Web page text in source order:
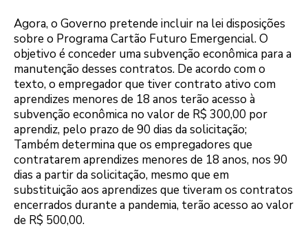
Agora, o Governo pretende incluir na lei disposições
sobre o Programa Cartão Futuro Emergencial. O
objetivo é conceder uma subvenção econômica para a
manutenção desses contratos. De acordo com o
texto, o empregador que tiver contrato ativo com
aprendizes menores de 18 anos terão acesso à
subvenção econômica no valor de R$ 300,00 por
aprendiz, pelo prazo de 90 dias da solicitação;
Também determina que os empregadores que
contratarem aprendizes menores de 18 anos, nos 90
dias a partir da solicitação, mesmo que em
substituição aos aprendizes que tiveram os contratos
encerrados durante a pandemia, terão acesso ao valor
de R$ 500,00.